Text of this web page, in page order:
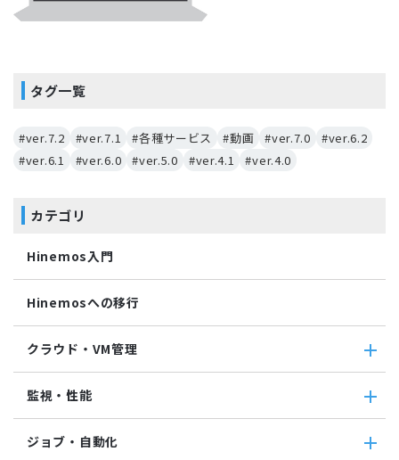
タグ一覧
#ver.7.2 #ver.7.1 #各種サービス #動画 #ver.7.0
#ver.6.2
#ver.6.1
#ver.6.0 #ver.5.0 #ver.4.1 #ver.4.0
カテゴリ
Hinemos入門
Hinemosへの移行
クラウド・VM管理
クラウド・VM共通
クラウド管理機能(AWS)
VM管理機能
監視・性能
パケットキャプチャ監視
ジョブ・自動化